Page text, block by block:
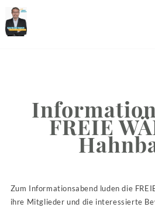
FREIE
Zum Informationsabend luden die
ihre Mitglieder und die interessierte